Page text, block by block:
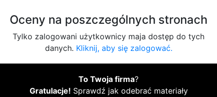
Oceny na poszczególnych stronach
Tylko zalogowani użytkownicy maja dostęp do tych
danych. Kliknij, aby się zalogować.
To Twoja firma?
Gratulacje! Sprawdź jak odebrać materiały